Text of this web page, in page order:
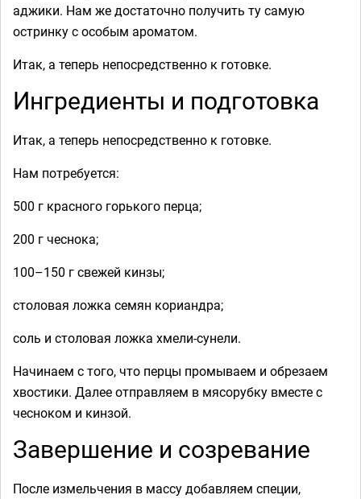
аджики. Нам же достаточно получить ту самую
остринку с особым ароматом.
Итак, а теперь непосредственно к готовке.
Ингредиенты и подготовка
Итак, а теперь непосредственно к готовке.
Нам потребуется:
500 г красного горького перца;
200 г чеснока;
100–150 г свежей кинзы;
столовая ложка семян кориандра;
соль и столовая ложка хмели-сунели.
Начинаем с того, что перцы промываем и обрезаем
хвостики. Далее отправляем в мясорубку вместе с
чесноком и кинзой.
Завершение и созревание
После измельчения в массу добавляем специи,